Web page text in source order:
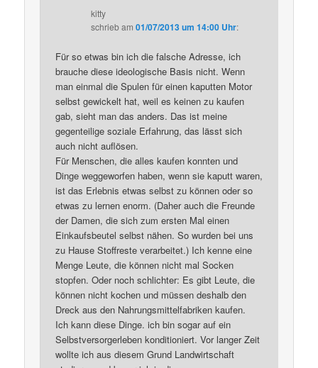
kitty
schriebam01/07/2013 um 14:00 Uhr:
Für so etwas bin ich die falsche Adresse, ich
brauche diese ideologische Basis nicht. Wenn
man einmal die Spulen für einen kaputten Motor
selbst gewickelt hat, weil es keinen zu kaufen
gab, sieht man das anders. Das ist meine
gegenteilige soziale Erfahrung, das lässt sich
auch nicht auflösen.
Für Menschen, die alles kaufen konnten und
Dinge weggeworfen haben, wenn sie kaputt waren,
ist das Erlebnis etwas selbst zu können oder so
etwas zu lernen enorm. (Daher auch die Freunde
der Damen, die sich zum ersten Mal einen
Einkaufsbeutel selbst nähen. So wurden bei uns
zu Hause Stoffreste verarbeitet.) Ich kenne eine
Menge Leute, die können nicht mal Socken
stopfen. Oder noch schlichter: Es gibt Leute, die
können nicht kochen und müssen deshalb den
Dreck aus den Nahrungsmittelfabriken kaufen.
Ich kann diese Dinge. ich bin sogar auf ein
Selbstversorgerleben konditioniert. Vor langer Zeit
wollte ich aus diesem Grund Landwirtschaft